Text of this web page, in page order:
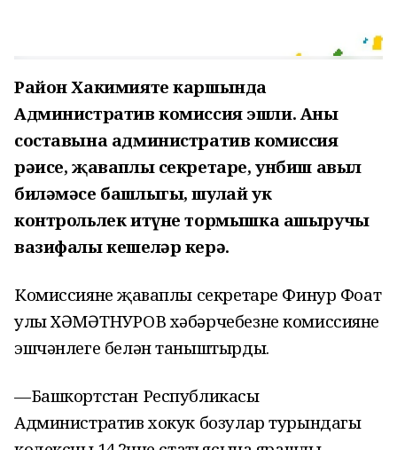
Район Хакимияте каршында
Административ комиссия эшли. Аның
составына административ комиссия
рәисе, җаваплы секретаре, унбиш авыл
биләмәсе башлыгы, шулай ук
контрольлек итүне тормышка ашыручы
вазифалы кешеләр керә.
Комиссиянең җаваплы секретаре Финур Фоат
улы ХӘМӘТНУРОВ хәбәрчебезне комиссиянең
эшчәнлеге белән таныштырды.
—Башкортстан Республикасы
Административ хокук бозулар турындагы